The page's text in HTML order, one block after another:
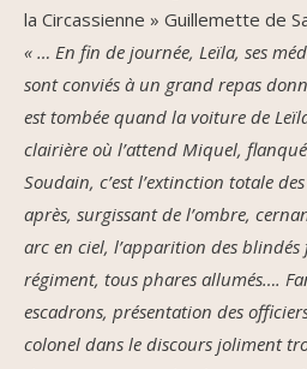
la Circassienne » Guillemette de
« … En fin de journée, Leïla, ses
sont conviés à un grand repas
est tombée quand la voiture de
clairière où l’attend Miquel,
Soudain, c’est l’extinction totale
après, surgissant de l’ombre,
arc en ciel, l’apparition des
régiment, tous phares allumés….
escadrons, présentation des
colonel dans le discours joliment